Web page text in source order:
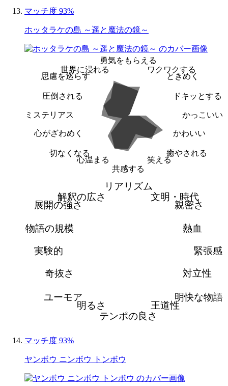
マッチ度 93%
ホッタラケの島 ～遥と魔法の鏡～
勇気をもらえる
ワクワクする
ときめく
ドキッとする
かっこいい
かわいい
癒やされる
笑える
共感する
心温まる
切なくなる
心がざわめく
ミステリアス
圧倒される
思慮を巡らす
世界に浸れる
リアリズム
文明・時代
親密さ
熱血
緊張感
対立性
明快な物語
王道性
テンポの良さ
明るさ
ユーモア
奇抜さ
実験的
物語の規模
展開の強さ
解釈の広さ
マッチ度 93%
ヤンボウ ニンボウ トンボウ